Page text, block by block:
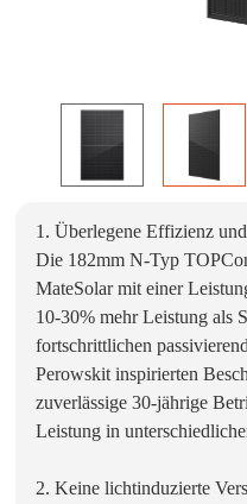
1. Überlegene Effizienz
Die 182mm N-Typ
MateSolar mit einer
10-30% mehr Leistung als
fortschrittlichen
Perowskit inspirierten
zuverlässige 30-jährige
Leistung in
2. Keine lichtinduzierte